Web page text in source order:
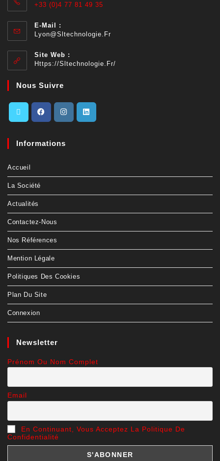
+33 (0)4 77 81 49 35
E-Mail :
Lyon@sltechnologie.fr
Site Web :
Https://sltechnologie.fr/
Nous Suivre
Informations
Accueil
La Société
Actualités
Contactez-Nous
Nos Références
Mention Légale
Politiques Des Cookies
Plan Du Site
Connexion
Newsletter
Prénom Ou Nom Complet
Email
En Continuant, Vous Acceptez La Politique De
Confidentialité